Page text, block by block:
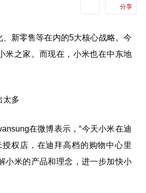
分享
新零售等在内的5大核心战略。今
米之家。而现在，小米也在中东地
在微博表示，“今天小米在迪
权店，在迪拜高档的购物中心里
小米的产品和理念，进一步加快小